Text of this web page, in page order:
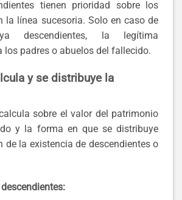
tienen prioridad sobre los
la línea sucesoria. Solo en caso de
descendientes, la legítima
los padres o abuelos del fallecido.
y se distribuye la
sobre el valor del patrimonio
y la forma en que se distribuye
de la existencia de descendientes o